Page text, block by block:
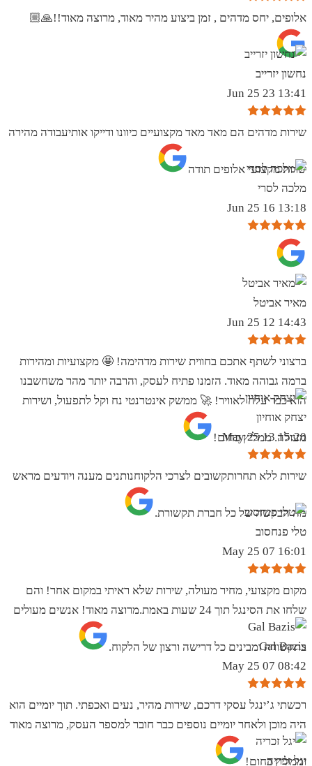
אלופים, יחס מדהים , זמן ביצוע מהיר מאוד, מרוצה מאוד!!🙏🏼
נחשון יזרייב
13:41 23 Jun 25
שירות מדהים הם מאד מאד מקצועיים כיוונו ודייקו אותיעבודה מהירה
שרות מקצועי אלופים תודה
מלכה לסרי
13:18 16 Jun 25
מאיר אביטל
14:43 12 Jun 25
ברצוני לשתף אתכם בחווית שירות מדהימה! 🤩 מקצועיות ומהירות
ברמה גבוהה מאוד. הזמנו פתיח לעסק, והרבה יותר מהר משחשבנו
הוא כבר עלה לאוויר! 🚀 ממשק אינטרנטי נח וקל לתפעול, ושירות
מעולה. ממליץ בחום!
יצחק אוחיון
15:20 13 May 25
שירות ללא תחרותקשובים לצרכי הלקוחנותנים מענה ויודעים מראש
מה הבקשה של כל חברת תקשורת.
טלי פנחסוב
16:01 07 May 25
מקום מקצועי, מחיר מעולה, שירות שלא ראיתי במקום אחר! והם
שלחו את הסינגל תוך 24 שעות באמת.מרוצה מאוד! אנשים מעולים
בתקשורת ומבינים כל דרישה ורצון של הלקוח.
Gal Bazis
08:42 07 May 25
רכשתי ג’ינגל עסקי דרכם, שירות מהיר, נעים ואכפתי. תוך יומיים הוא
היה מוכן ולאחר יומיים נוספים כבר חובר למספר העסק, מרוצה מאוד
וממליץ בחום!
יגל זכריה